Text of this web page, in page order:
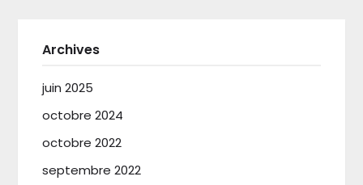
Archives
juin 2025
octobre 2024
octobre 2022
septembre 2022